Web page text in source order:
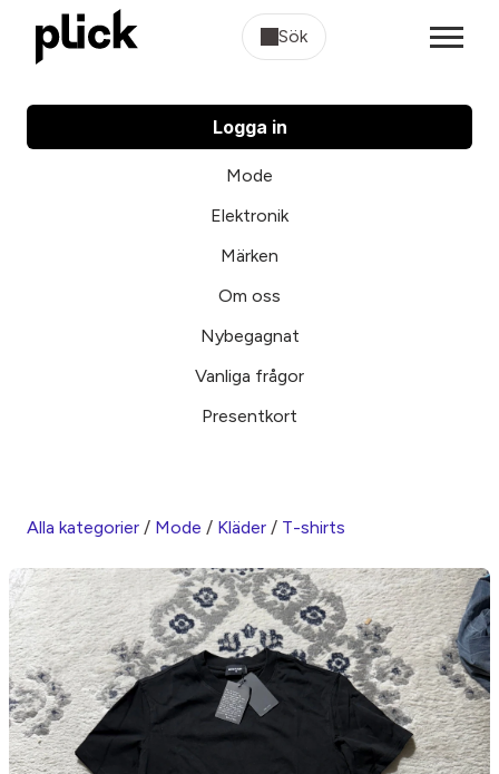
Sök
Logga in
Mode
Elektronik
Märken
Om oss
Nybegagnat
Vanliga frågor
Presentkort
Alla kategorier / Mode / Kläder / T-shirts